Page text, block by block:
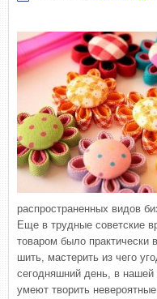
распространенных видов
Еще в трудные советские
товаром было практически
шить, мастерить из чего
сегодняшний день, в нашей
умеют творить